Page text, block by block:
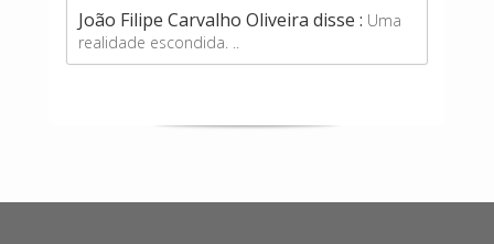
João Filipe Carvalho Oliveira disse : Uma
realidade escondida. ..